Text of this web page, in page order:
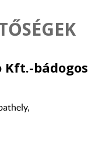
Kft.-bádogos